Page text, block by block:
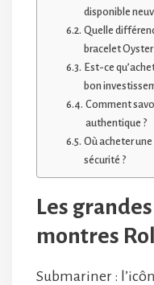
disponible
Quelle
bracelet
Est-ce
bon
Comment
authentique ?
Où acheter
sécurité ?
Les
montres
Submariner :